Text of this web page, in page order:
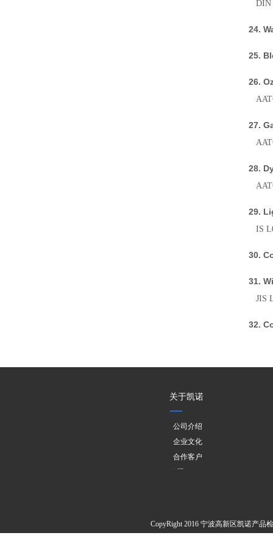
DIN
24.
25.
26.
27.
28.
29.
IS
30.
31.
JIS
32.
公司介绍
企业文化
合作客户
CopyRight 2016 宁波高新区凯诺产
关于凯诺